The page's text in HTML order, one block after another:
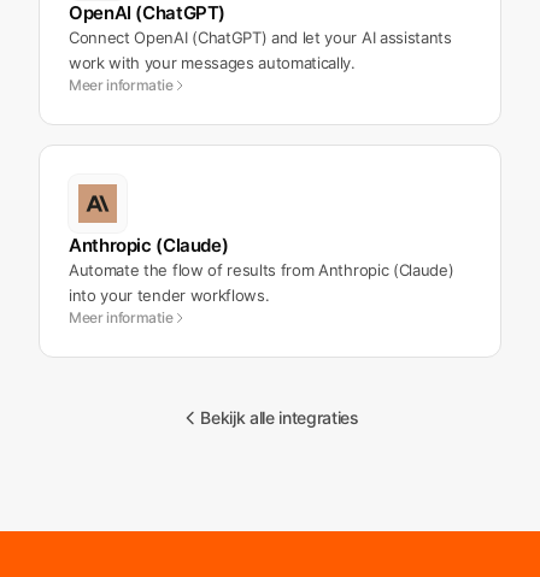
OpenAI (ChatGPT)
Connect OpenAI (ChatGPT) and let your AI assistants
work with your messages automatically.
Meer informatie
Anthropic (Claude)
Automate the flow of results from Anthropic (Claude)
into your tender workflows.
Meer informatie
Bekijk alle integraties